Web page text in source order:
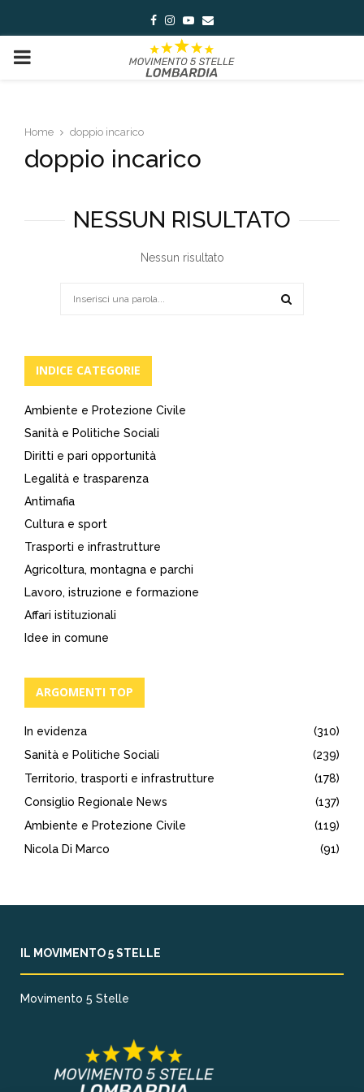
Facebook
Instagram
Youtube
Email
PRIMARY
Home doppio incarico
doppio incarico
NESSUN RISULTATO
Nessun risultato
INDICE CATEGORIE
Ambiente e Protezione Civile
Sanità e Politiche Sociali
Diritti e pari opportunità
Legalità e trasparenza
Antimafia
Cultura e sport
Trasporti e infrastrutture
Agricoltura, montagna e parchi
Lavoro, istruzione e formazione
Affari istituzionali
Idee in comune
ARGOMENTI TOP
In evidenza
(310)
Sanità e Politiche Sociali
(239)
Territorio, trasporti e infrastrutture
(178)
Consiglio Regionale News
(137)
Ambiente e Protezione Civile
(119)
Nicola Di Marco
(91)
IL MOVIMENTO 5 STELLE
Movimento 5 Stelle